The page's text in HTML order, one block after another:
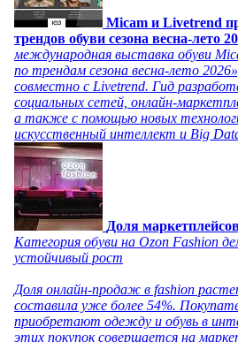
Micam и Livetrend
трендов обуви сезона весна-лето
международная выставка обуви
по трендам сезона весна-лето
совместно с Livetrend. Гид
социальных сетей, онлайн-
а также с помощью новых
искусственный интеллект и Big
Доля
Категория обуви на Ozon Fashion
устойчивый рост
Доля онлайн-продаж в fashion
составила уже более 54%.
приобретают одежду и обувь в
этих покупок совершается на